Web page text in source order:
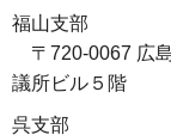
福山支部
〒720-0067 広
議所ビル５階
呉支部